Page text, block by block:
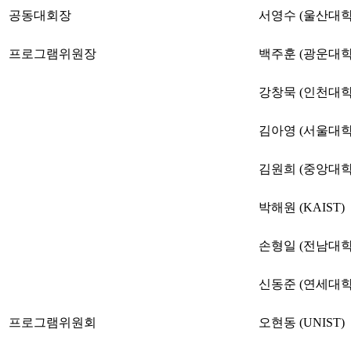
회
공동대회장 서영수 (울산대
프로그램위원장 백주훈 (광운대
프로그램위원회
강창묵 (인천대
김아영 (서울대
김원희 (중앙대
박해원 (KAIST)
손형일 (전남대
신동준 (연세대
오현동 (UNIST)